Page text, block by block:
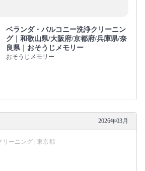
ベランダ・バルコニー洗浄クリーニン
グ｜和歌山県/大阪府/京都府/兵庫県/奈
良県｜おそうじメモリー
おそうじメモリー
2026年03月
ーニング | 東京都